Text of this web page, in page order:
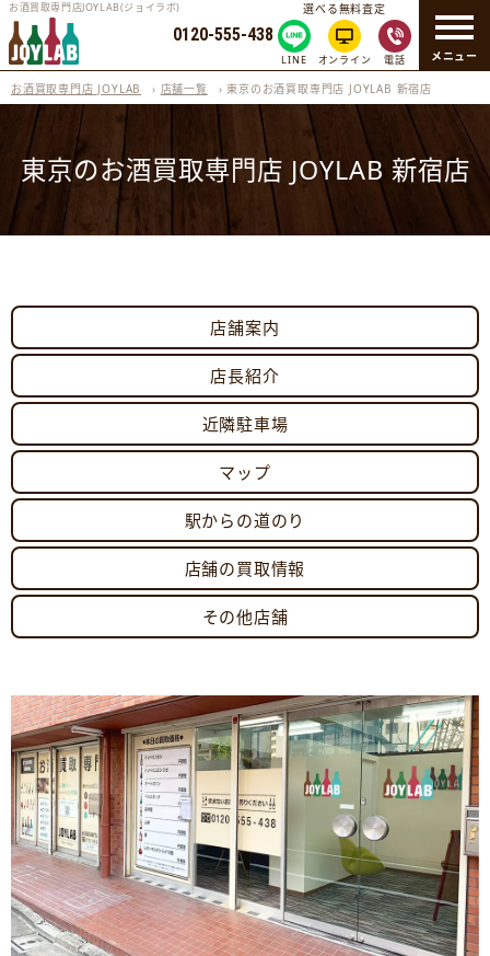
メニュー
お酒買取専門店JOYLAB(ジョイラボ)
0120-555-438
選べる無料査定
LINE オンライン 電話
お酒買取専門店 JOYLAB › 店舗一覧 ›東京のお酒買取専門店 JOYLAB 新宿店
東京のお酒買取専門店 JOYLAB 新宿店
店舗案内
店長紹介
近隣駐車場
マップ
駅からの道のり
店舗の買取情報
その他店舗